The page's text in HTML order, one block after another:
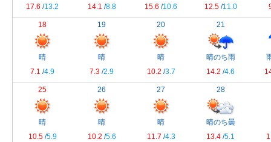
17.6 /13.2
14.1 /8.8
15.6 /10.6
12.5 /11.0
18
晴
7.1 /4.9
19
晴
7.3 /2.9
20
晴
10.2 /3.7
21
晴のち雨
14.2 /4.6
25
晴
10.5 /5.9
26
晴
10.2 /5.6
27
晴
11.7 /4.3
28
晴のち曇
13.4 /5.1